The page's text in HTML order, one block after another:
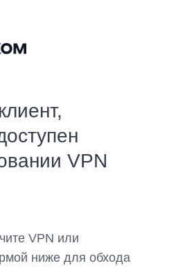
VPN
VPN или
ниже для обхода